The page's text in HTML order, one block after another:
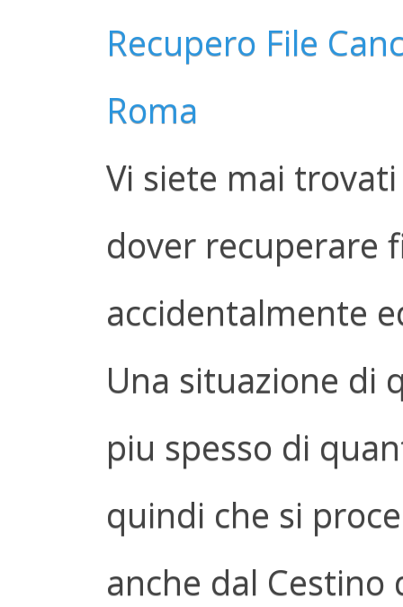
Recupero File
Roma
Vi siete mai
dover recuperare
accidentalmente
Una situazione di
piu spesso di
quindi che si
anche dal